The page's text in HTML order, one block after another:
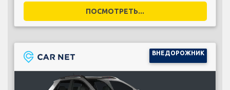
ПОСМОТРЕТЬ...
ВНЕДОРОЖНИК